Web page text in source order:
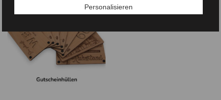
Auf die
Wunschliste
Personalisieren